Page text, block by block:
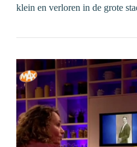
VIEW
klein en verloren in de grote